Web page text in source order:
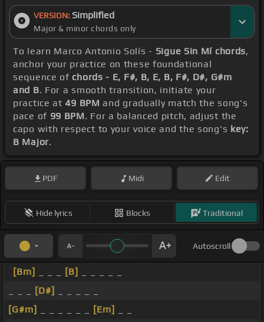
VERSION: Simplified
Major & minor chords only
To learn Marco Antonio Solís - Sigue Sin Mí chords,
anchor your practice on these foundational
sequence of chords - E, F#, B, E, B, F#, D#, G#m
and B. For a smooth transition, initiate your
practice at49 BPM and gradually match the song's
pace of 99 BPM. For a balanced pitch, adjust the
capo with respect to your voice and the song's key:
B Major.
PDF Midi Edit
Hide lyrics Blocks Traditional
Autoscroll
[Bm] [B]
[D#]
[G#m]
[Em]